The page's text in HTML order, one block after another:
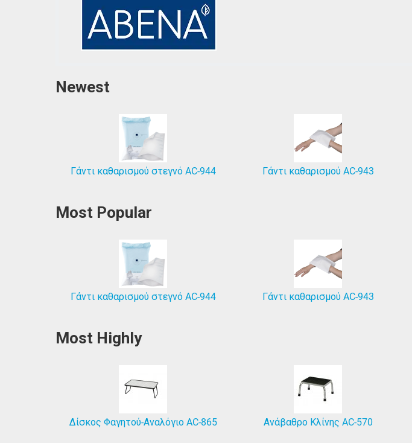
Newest
Γάντι καθαρισμού στεγνό AC-944 Γάντι καθαρισμού AC-943
Most Popular
Γάντι καθαρισμού στεγνό AC-944 Γάντι καθαρισμού AC-943
Most Highly
Δίσκος Φαγητού-Αναλόγιο AC-865 Ανάβαθρο Κλίνης AC-570